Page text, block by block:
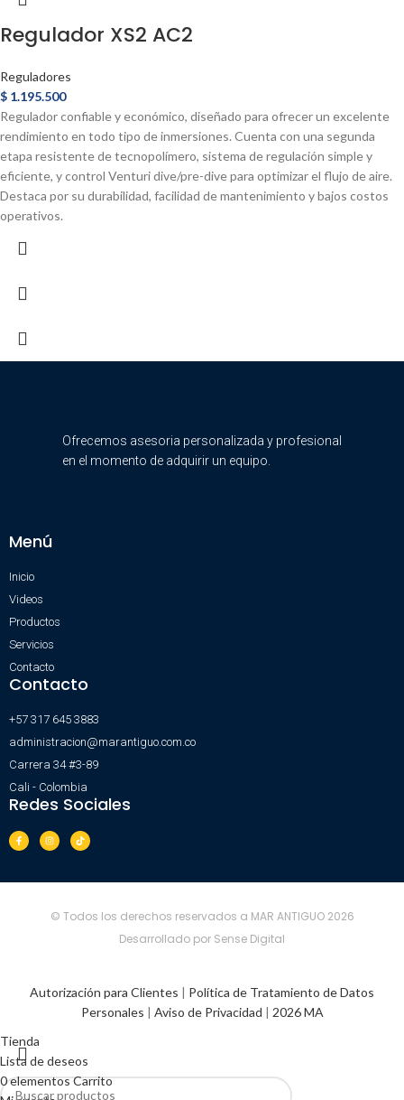
Regulador XS2 AC2
Reguladores
$ 1.195.500
Regulador confiable y económico, diseñado para ofrecer un excelente
rendimiento en todo tipo de inmersiones. Cuenta con una segunda
etapa resistente de tecnopolímero, sistema de regulación simple y
eficiente, y control Venturi dive/pre-dive para optimizar el flujo de aire.
Destaca por su durabilidad, facilidad de mantenimiento y bajos costos
operativos.
Ofrecemos asesoria personalizada y profesional
en el momento de adquirir un equipo.
Menú
Inicio
Videos
Productos
Servicios
Contacto
Contacto
+57 317 645 3883
administracion@marantiguo.com.co
Carrera 34 #3-89
Cali - Colombia
Redes Sociales
© Todos los derechos reservados a MAR ANTIGUO 2026
Desarrollado por Sense Digital
Autorización para Clientes | Política de Tratamiento de Datos
Personales | Aviso de Privacidad | 2026 MA
Tienda
Lista de deseos
0elementosCarrito